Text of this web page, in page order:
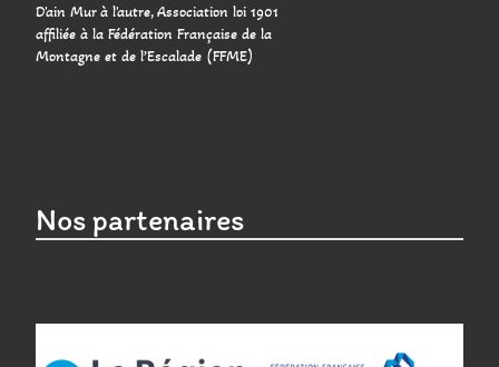
D'ain Mur à l'autre, Association loi 1901
affiliée à la Fédération Française de la
Montagne et de l’Escalade (FFME)
Nos partenaires